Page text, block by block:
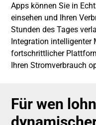
Apps können Sie in
einsehen und Ihren
Stunden des Tages
Integration intelligenter
fortschrittlicher
Ihren Stromverbrauch
Für wen